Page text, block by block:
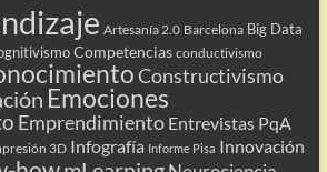
Artesanía 2.0 Barcelona Big Data
Competencias conductivismo
Constructivismo
Emociones
Emprendimiento Entrevistas PqA
3D Infografía Informe Pisa Innovación